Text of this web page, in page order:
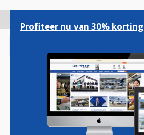
gaan
Magazine Podcasts
Profiteer nu van 30% korting